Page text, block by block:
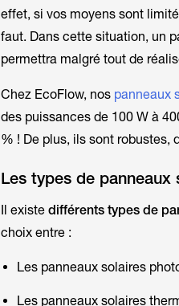
effet, si vos moyens sont
faut. Dans cette situation, un
permettra malgré tout de
Chez EcoFlow, nos panneaux
des puissances de 100 W à
% ! De plus, ils sont robustes,
Les types de panneaux
Il existe différents types de
choix entre :
Les panneaux solaires
Les panneaux solaires